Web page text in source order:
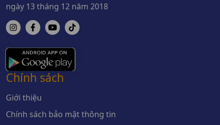
ngày 13 tháng 12 năm 2018
Chính sách
Giới thiệu
Chính sách bảo mật thông tin